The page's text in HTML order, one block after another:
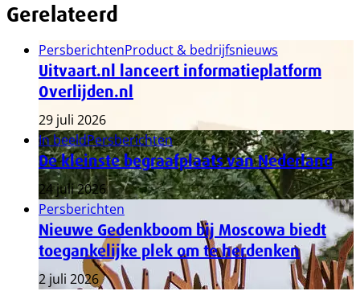
Gerelateerd
PersberichtenProduct & bedrijfsnieuws
Uitvaart.nl lanceert informatieplatform
Overlijden.nl
29 juli 2026
In beeldPersberichten
De kleinste begraafplaats van Nederland
24 juli 2026
Persberichten
Nieuwe Gedenkboom bij Moscowa biedt
toegankelijke plek om te herdenken
2 juli 2026